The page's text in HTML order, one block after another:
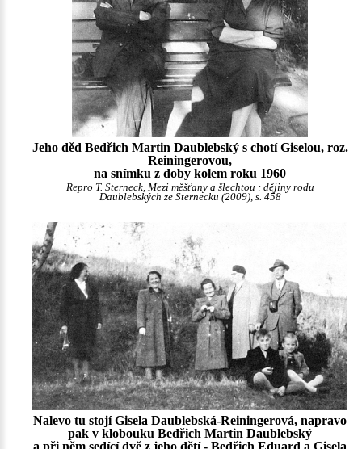
Jeho děd Bedřich Martin Daublebský s chotí Giselou, roz.
Reiningerovou,
na snímku z doby kolem roku 1960
Repro T. Sterneck, Mezi měšťany a šlechtou : dějiny rodu
Daublebských ze Sternecku (2009), s. 458
Nalevo tu stojí Gisela Daublebská-Reiningerová, napravo
pak v klobouku Bedřich Martin Daublebský
a při něm sedící dvě z jeho dětí - Bedřich Eduard a Gisela